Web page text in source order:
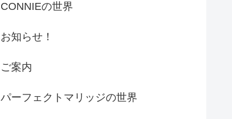
CONNIEの世界
お知らせ！
ご案内
パーフェクトマリッジの世界